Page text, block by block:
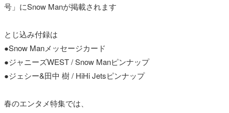
号」にSnow Manが掲載されます
とじ込み付録は
●Snow Manメッセージカード
●ジャニーズWEST / Snow Manピンナップ
●ジェシー&田中 樹 / HiHi Jetsピンナップ
春のエンタメ特集では、